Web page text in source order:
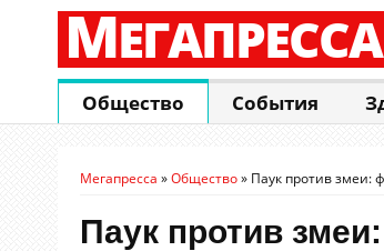
МЕГАПРЕССА
Общество События
Мегапресса »Общество» Паук против змеи:
Паук против